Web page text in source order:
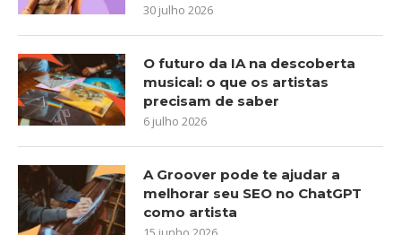
30 julho 2026
O futuro da IA na descoberta
musical: o que os artistas
precisam de saber
6 julho 2026
A Groover pode te ajudar a
melhorar seu SEO no ChatGPT
como artista